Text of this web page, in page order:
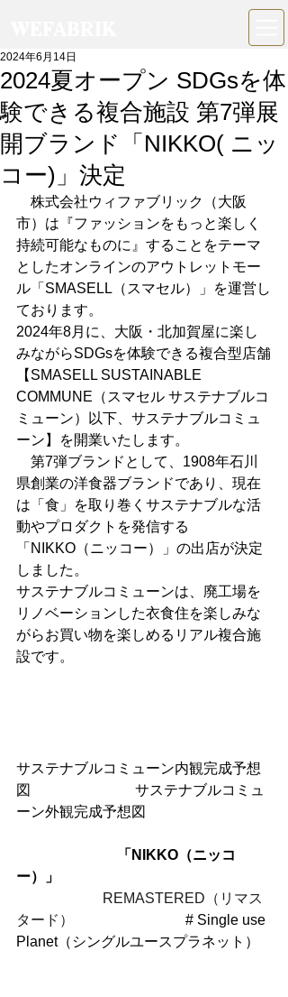
2024夏オープン SDGsを体
験できる複合施設 第7弾展
開ブランド「NIKKO( ニッ
コー)」決定
2024年6月14日
株式会社ウィファブリック（大阪
市）は 『ファッションをもっと楽しく
持続可能なものに』することをテーマ
としたオンラインのアウトレットモー
ル「SMASELL（スマセル）」を運営し
ております。
2024年8月に、大阪・北加賀屋に楽し
みながらSDGsを体験できる複合型店舗
【SMASELL SUSTAINABLE
COMMUNE（スマセル サステナブルコ
ミューン）以下、サステナブルコミュ
ーン】を開業いたします。
第7弾ブランドとして、1908年石川
県創業の洋食器ブランドであり、現在
は「食」を取り巻くサステナブルな活
動やプロダクトを発信する
「NIKKO（ニッコー）」の出店が決定
しました。
サステナブルコミューンは、廃工場を
リノベーションした衣食住を楽しみな
がらお買い物を楽しめるリアル複合施
設です。
サステナブルコミューン内観完成予想
図　    　　　　　 サステナブルコミュ
ーン外観完成予想図
「NIKKO（ニッコ
ー）」
REMASTERED（リマス
タード）
   # Single use
Planet（シングルユースプラネット）